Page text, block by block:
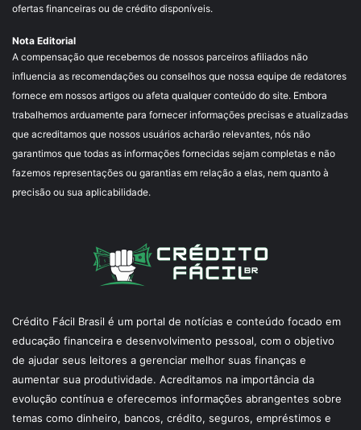
ofertas financeiras ou de crédito disponíveis.
Nota Editorial
A compensação que recebemos de nossos parceiros afiliados não
influencia as recomendações ou conselhos que nossa equipe de redatores
fornece em nossos artigos ou afeta qualquer conteúdo do site. Embora
trabalhemos arduamente para fornecer informações precisas e atualizadas
que acreditamos que nossos usuários acharão relevantes, nós não
garantimos que todas as informações fornecidas sejam completas e não
fazemos representações ou garantias em relação a elas, nem quanto à
precisão ou sua aplicabilidade.
Crédito Fácil Brasil é um portal de notícias e conteúdo focado em
educação financeira e desenvolvimento pessoal, com o objetivo
de ajudar seus leitores a gerenciar melhor suas finanças e
aumentar sua produtividade. Acreditamos na importância da
evolução contínua e oferecemos informações abrangentes sobre
temas como dinheiro, bancos, crédito, seguros, empréstimos e